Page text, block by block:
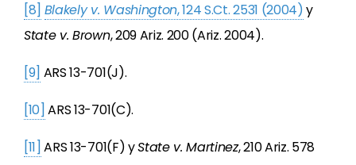
[8] Blakely v. Washington, 124 S.Ct. 2531 (2004)y
State v. Brown, 209 Ariz. 200 (Ariz. 2004).
[9] ARS 13-701(J).
[10] ARS 13-701(C).
[11] ARS 13-701(F) yState v. Martinez, 210 Ariz. 578